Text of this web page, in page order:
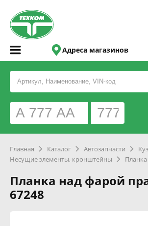
Адреса магазинов
Главная Каталог Автозапчасти
Несущие элементы, кронштейны
Планка над фарой
67248